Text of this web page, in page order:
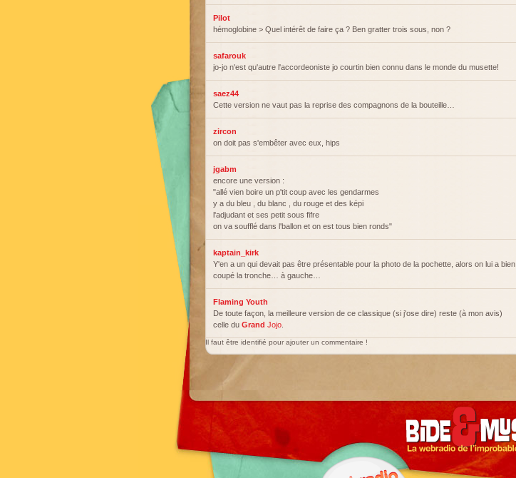
Pilot
hémoglobine > Quel intérêt de faire ça ? Ben gratter trois sous, non ?
safarouk
jo-jo n'est qu'autre l'accordeoniste jo courtin bien connu dans le monde du musette!
saez44
Cette version ne vaut pas la reprise des compagnons de la bouteille…
zircon
on doit pas s'embêter avec eux, hips
jgabm
encore une version :
"allé vien boire un p'tit coup avec les gendarmes
y a du bleu , du blanc , du rouge et des képi
l'adjudant et ses petit sous fifre
on va soufflé dans l'ballon et on est tous bien ronds"
kaptain_kirk
Y'en a un qui devait pas être présentable pour la photo de la pochette, alors on lui a bien
coupé la tronche… à gauche…
Flaming Youth
De toute façon, la meilleure version de ce classique (si j'ose dire) reste (à mon avis)
celle du Grand Jojo
Il faut être identifié pour ajouter un commentaire !